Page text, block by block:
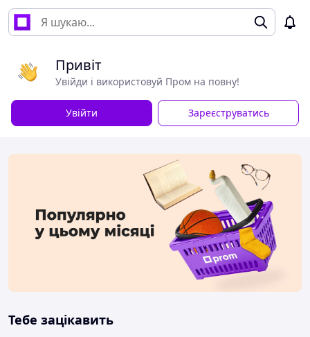
Привіт
Увійди і використовуй Пром на повну!
Увійти Зареєструватись
Тебе зацікавить